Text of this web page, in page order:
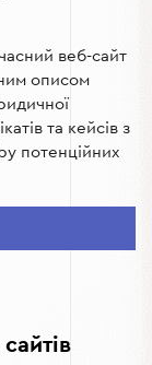
веб-сайт
описом
та кейсів з
потенційних
юридичного
сайт